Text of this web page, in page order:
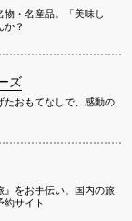
・名産品。「美味し
か？
ズ
たおもてなしで、感動の
』をお手伝い。国内の旅
約サイト